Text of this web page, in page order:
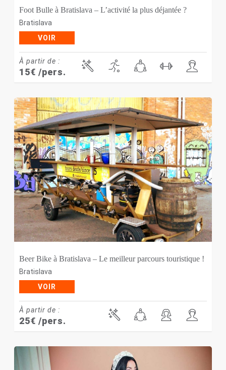
Foot Bulle à Bratislava – L’activité la plus déjantée ?
Bratislava
VOIR
À partir de :
15€ /pers.
Beer Bike à Bratislava – Le meilleur parcours touristique !
Bratislava
VOIR
À partir de :
25€ /pers.